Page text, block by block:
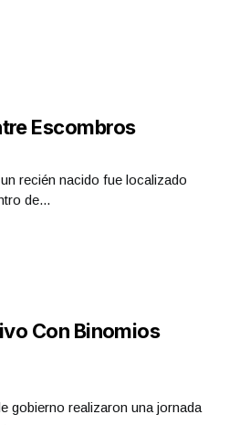
Escombros
recién nacido fue localizado
de...
Con Binomios
gobierno realizaron una jornada